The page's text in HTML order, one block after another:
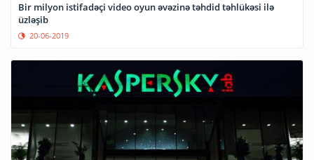
Bir milyon istifadəçi video oyun əvəzinə təhdid təhlükəsi ilə
üzləşib
20-06-2019